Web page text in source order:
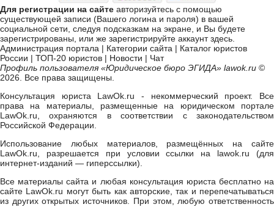
Для регистрации на сайте авторизуйтесь с помощью
существующей записи (Вашего логина и пароля) в вашей
социальной сети, следуя подсказкам на экране, и Вы будете
зарегистрированы, или же зарегистрируйте аккаунт здесь.
Администрация портала | Категории сайта | Каталог юристов
России | ТОП-20 юристов | Новости | Чат
Профиль пользователя «Юридическое бюро ЭГИДА» lawok.ru ©
2026. Все права защищены.
Консультация юриста LawOk.ru - некоммерческий проект. Все
права на материалы, размещенные на юридическом портале
LawOk.ru, охраняются в соответствии с законодательством
Российской Федерации.
Использование любых материалов, размещённых на сайте
LawOk.ru, разрешается при условии ссылки на lawok.ru (для
интернет-изданий — гиперссылки).
Все материалы сайта и любая консультация юриста бесплатно на
сайте LawOk.ru могут быть как авторские, так и перепечатываться
из других открытых источников. При этом, любую ответственность